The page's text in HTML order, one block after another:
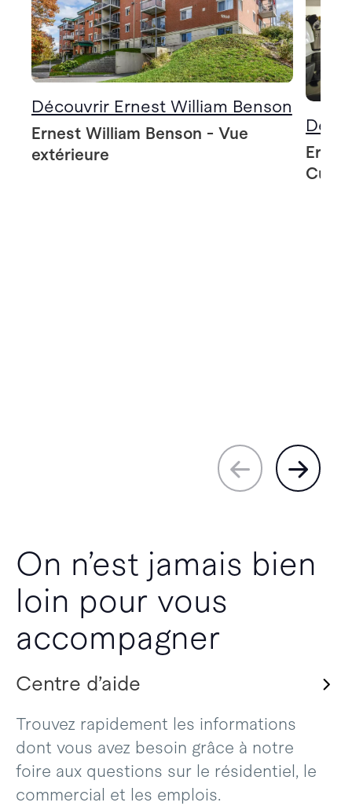
Découvrir Ernest William Benson
Ernest William Benson - Vue
extérieure
On n’est jamais bien
loin pour vous
accompagner
Centre d’aide
Trouvez rapidement les informations
dont vous avez besoin grâce à notre
foire aux questions sur le résidentiel, le
commercial et les emplois.